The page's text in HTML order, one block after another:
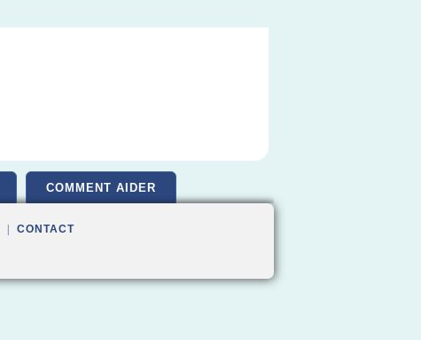
COMMENT AIDER
CONTACT